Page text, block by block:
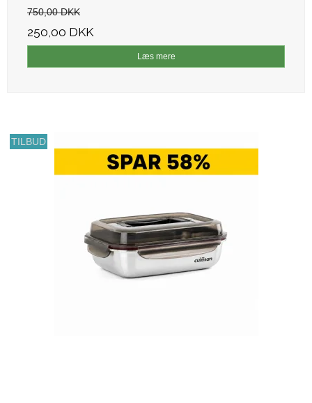
750,00 DKK
250,00 DKK
Læs mere
TILBUD